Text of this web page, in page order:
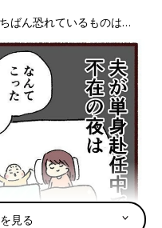
ばん恐れているものは…
見る